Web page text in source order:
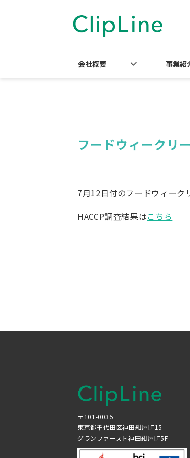
会社概要 事業紹
フードウィークリ
7月12日付のフードウィーク
HACCP調査結果はこちら
〒101-0035
東京都千代田区神田紺屋町15
グランファースト神田紺屋町5F